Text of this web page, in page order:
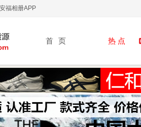
安福相册APP
首 页 热 点